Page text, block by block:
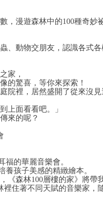
，漫遊森林中的100種奇妙祕
、動物交朋友，認識各式
家，
的驚喜，等你來探索！
院裡，居然盛開了從來沒
上面看看吧。」
來的呢？
福的華麗音樂會。
孩子美感的精緻繪本。
森林100層樓的家》將帶
住著不同天賦的音樂家，